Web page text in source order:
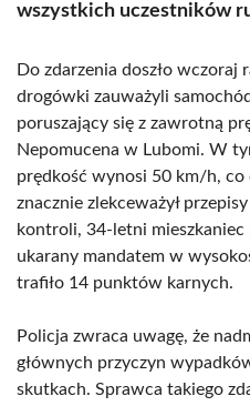
wszystkich uczestników
Do zdarzenia doszło wczoraj
drogówki zauważyli
poruszający się z zawrotną
Nepomucena w Lubomi. W
prędkość wynosi 50 km/h, co
znacznie zlekceważył
kontroli, 34-letni
ukarany mandatem w
trafiło 14 punktów karnych.
Policja zwraca uwagę, że
głównych przyczyn
skutkach. Sprawca takiego